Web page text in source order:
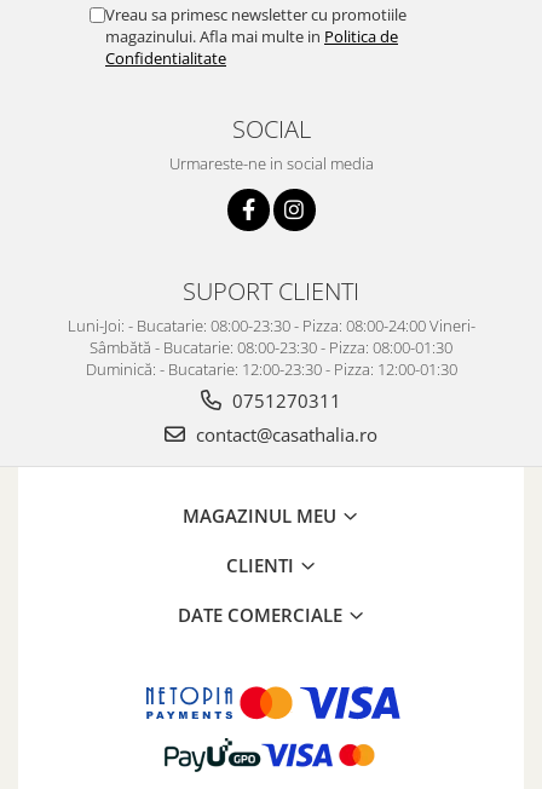
Vreau sa primesc newsletter cu promotiile
magazinului. Afla mai multe in Politica de
Confidentialitate
SOCIAL
Urmareste-ne in social media
SUPORT CLIENTI
Luni-Joi: - Bucatarie: 08:00-23:30 - Pizza: 08:00-24:00 Vineri-
Sâmbătă - Bucatarie: 08:00-23:30 - Pizza: 08:00-01:30
Duminică: - Bucatarie: 12:00-23:30 - Pizza: 12:00-01:30
0751270311
contact@casathalia.ro
MAGAZINUL MEU
CLIENTI
DATE COMERCIALE